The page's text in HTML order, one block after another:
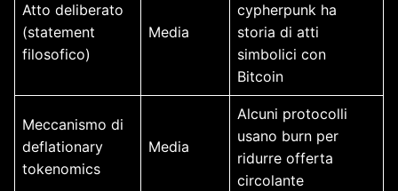
Atto deliberato
(statement
filosofico)
Media
cypherpunk ha
storia di atti
simbolici con
Bitcoin
Meccanismo di
deflationary
tokenomics
Media
Alcuni protocolli
usano burn per
ridurre offerta
circolante